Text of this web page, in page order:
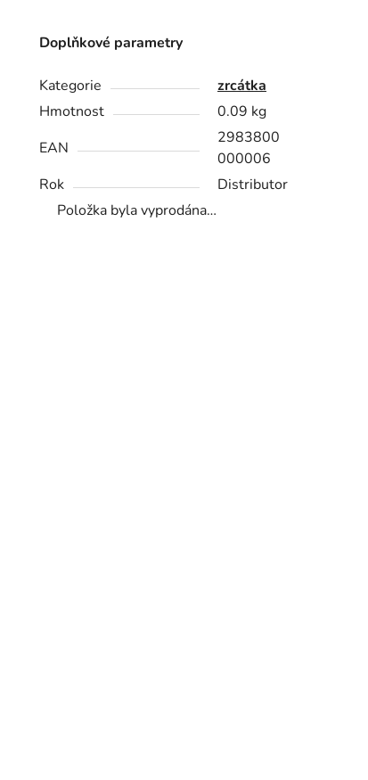
Doplňkové parametry
Kategorie
zrcátka
Hmotnost
0.09 kg
EAN
2983800
000006
Rok
Distributor
Položka byla vyprodána…